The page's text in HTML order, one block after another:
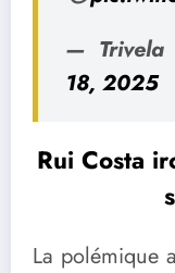
— Trivela
18, 2025
Rui Costa
La polémique